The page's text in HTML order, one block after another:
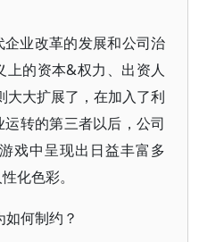
业改革的发展和公司治
上的资本&权力、出资人
大扩展了，在加入了利
转的第三者以后，公司
戏中呈现出日益丰富多
化色彩。
何制约？